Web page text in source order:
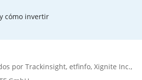
cómo invertir
por Trackinsight, etfinfo, Xignite Inc.,